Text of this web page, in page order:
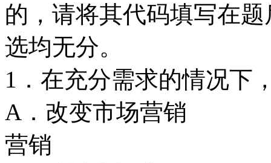
的，请将其代码填写在
选均无分。
1．在充分需求的情况
A．改变市场
营销